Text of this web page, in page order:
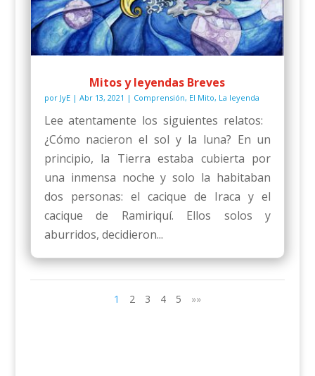
Mitos y leyendas Breves
por JyE| Abr 13, 2021 | Comprensión, El Mito, La leyenda
Lee atentamente los siguientes relatos:
¿Cómo nacieron el sol y la luna? En un
principio, la Tierra estaba cubierta por
una inmensa noche y solo la habitaban
dos personas: el cacique de Iraca y el
cacique de Ramiriquí. Ellos solos y
aburridos, decidieron...
1 2 3 4 5 »»